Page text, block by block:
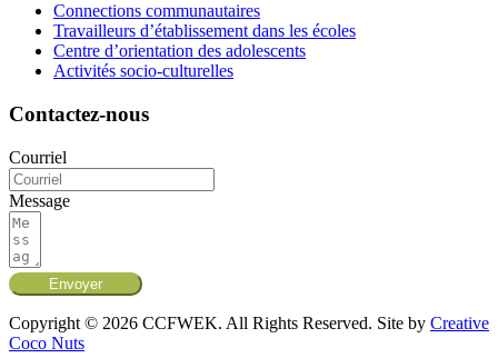
Connections communautaires
Travailleurs d’établissement dans les écoles
Centre d’orientation des adolescents
Activités socio-culturelles
Contactez-nous
Courriel
Message
Envoyer
Copyright © 2026 CCFWEK. All Rights Reserved. Site by Creative
Coco Nuts